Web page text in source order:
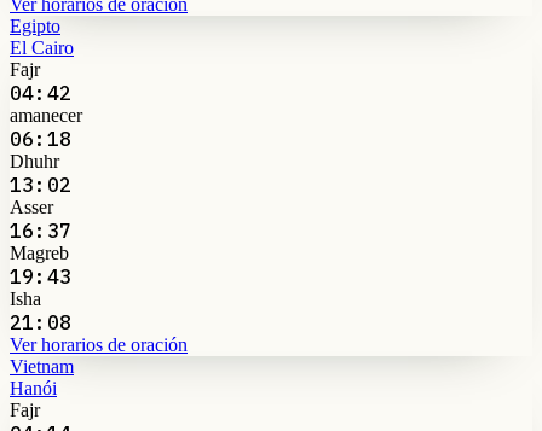
Egipto
El Cairo
Fajr
04:42
amanecer
06:18
Dhuhr
13:02
Asser
16:37
Magreb
19:43
Isha
21:08
Ver horarios de oración
Vietnam
Hanói
Fajr